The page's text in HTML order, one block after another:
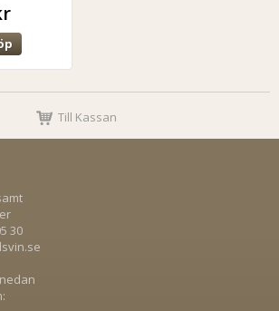
Till Kassan
30